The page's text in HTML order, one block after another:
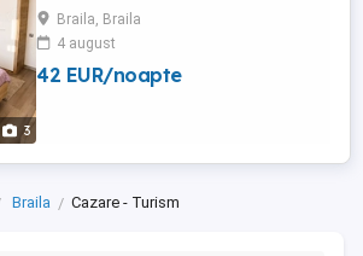
3
complet mobilat și utilat, ideal pentru
sejururi de scurtă durată, delegații sau
vacanțe. Apartamentul dispune de
dormitor, living spațios, bucătărie complet
Braila, Braila
4 august
42 EUR/noapte
Braila Cazare - Turism